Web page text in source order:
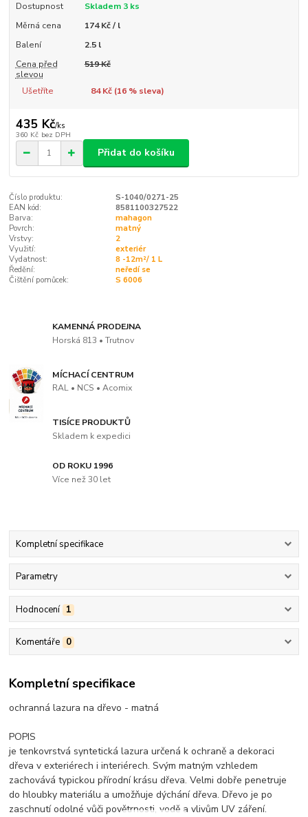
Dostupnost
Skladem 3 ks
Měrná cena
174 Kč / l
Balení
2.5 l
Cena před
slevou
519 Kč
Ušetříte 84 Kč (16% sleva)
435 Kč/ks
360 Kč bez DPH
Přidat do košíku
Číslo produktu:
S-1040/0271-25
EAN kód:
8581100327522
Barva:
mahagon
Povrch:
matný
Vrstvy:
2
Využití:
exteriér
Vydatnost:
8 -12m²/ 1 L
Ředění:
neředí se
Čištění pomůcek:
S 6006
KAMENNÁ PRODEJNA
Horská 813 • Trutnov
MÍCHACÍ CENTRUM
RAL • NCS • Acomix
TISÍCE PRODUKTŮ
Skladem k expedici
OD ROKU 1996
Více než 30 let
Kompletní specifikace
Parametry
Hodnocení 1
Komentáře 0
Kompletní specifikace
ochranná lazura na dřevo - matná
POPIS
je tenkovrstvá syntetická lazura určená k ochraně a dekoraci
dřeva v exteriérech i interiérech. Svým matným vzhledem
zachovává typickou přírodní krásu dřeva. Velmi dobře penetruje
do hloubky materiálu a umožňuje dýchání dřeva. Dřevo je po
zaschnutí odolné vůči povětrnosti, vodě a vlivům UV záření.